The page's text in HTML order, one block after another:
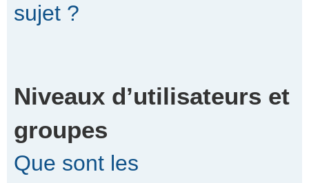
sujet ?
Niveaux d’utilisateurs et
groupes
Que sont les